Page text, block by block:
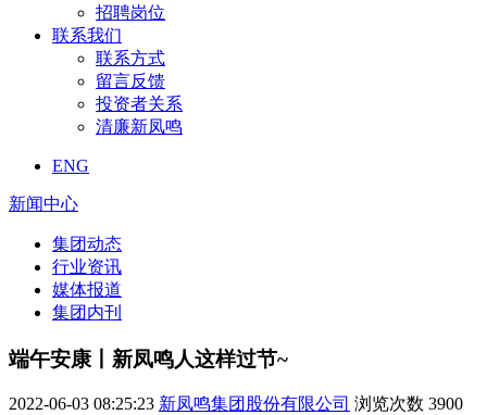
招聘岗位
联系我们
联系方式
留言反馈
投资者关系
清廉新凤鸣
ENG
新闻中心
集团动态
行业资讯
媒体报道
集团内刊
端午安康丨新凤鸣人这样过节~
2022-06-03 08:25:23 新凤鸣集团股份有限公司 浏览次数 3900